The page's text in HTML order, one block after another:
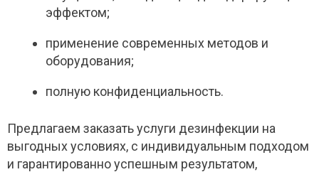
эффектом;
применение современных методов и
оборудования;
полную конфиденциальность.
Предлагаем заказать услуги дезинфекции на
выгодных условиях, с индивидуальным подходом
и гарантированно успешным результатом,